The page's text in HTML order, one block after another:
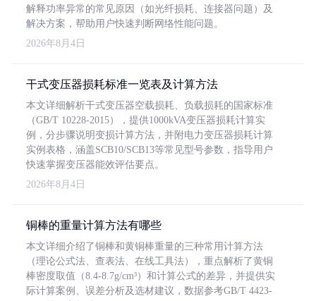
解释功率异常的常见原因（如光纤损耗、连接器问题）及
解决方案，帮助用户快速判断网络性能问题。
2026年8月4日
干式变压器损耗标准一览表及计算方法
本文详细解析干式变压器空载损耗、负载损耗的国家标准
（GB/T 10228-2015），提供1000kVA变压器损耗计算实
例，分步骤说明变损计算方法，并附电力变压器损耗计算
实例表格，涵盖SCB10/SCB13等常见型号参数，指导用户
快速掌握变压器能效评估要点。
2026年8月4日
铜棒的重量计算方法有哪些
本文详细介绍了铜棒和黄铜棒重量的三种常用计算方法
（理论公式法、查表法、在线工具法），重点解析了黄铜
棒密度取值（8.4-8.7g/cm³）和计算公式的差异，并提供实
际计算案例、误差分析及选材建议，数据参考GB/T 4423-